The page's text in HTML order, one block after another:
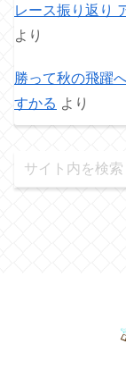
レース振り返り
より
勝って秋の飛躍
すかる より